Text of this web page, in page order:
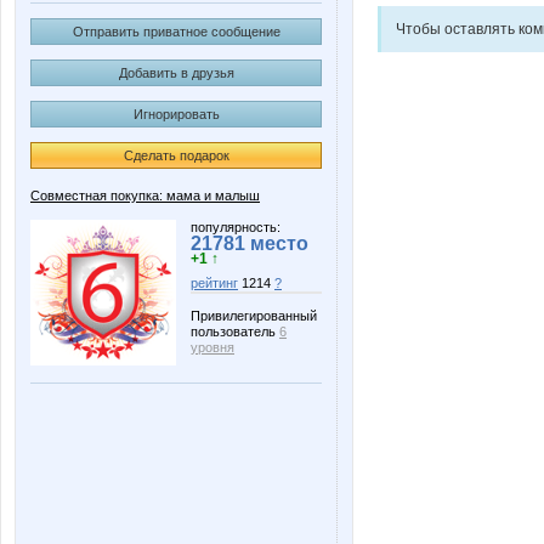
Отправить приватное сообщение
Добавить в друзья
Игнорировать
Сделать подарок
Совместная покупка: мама и малыш
популярность:
21781 место
+1 ↑
рейтинг 1214 ?
Привилегированный
пользователь 6
уровня
Чтобы оставлять